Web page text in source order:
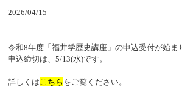
2026/04/15
令和8年度「福井学歴史講座」の申込受付が始ま
申込締切は、5/13(水)です。
詳しくはこちら をご覧ください。